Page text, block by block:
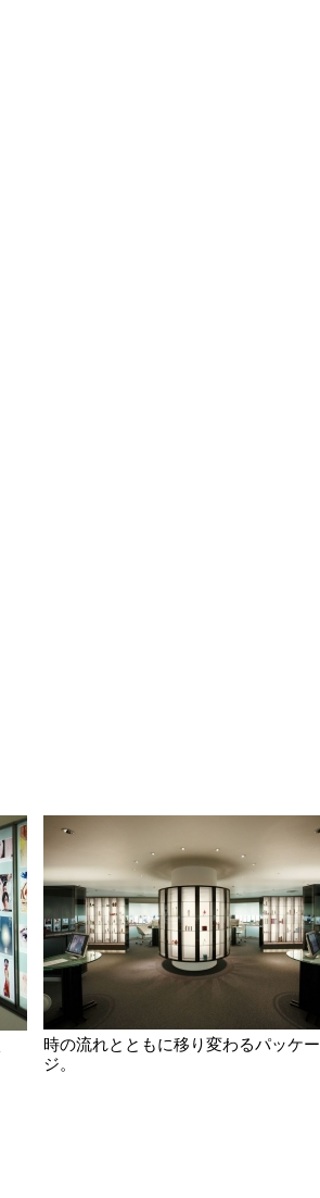
時の流れとともに移り変わるパッケー
ジ。